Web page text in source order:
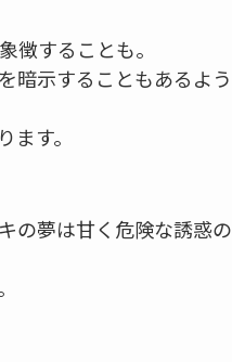
徴することも。
暗示することもあるよう
す。
の夢は甘く危険な誘惑の